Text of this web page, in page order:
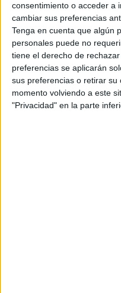
consentimiento o acceder a
cambiar sus preferencias
Tenga en cuenta que algún
personales puede no
tiene el derecho de
preferencias se aplicarán
sus preferencias o retirar
momento volviendo a este
"Privacidad" en la parte
Soy estudiante de:*
Términos y
Aceptolos Términos y